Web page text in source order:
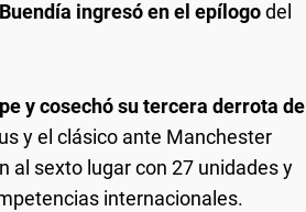
ingresó en el epílogodel
y cosechó su tercera derrota de
y el clásico ante Manchester
al sexto lugar con 27 unidades y
internacionales.